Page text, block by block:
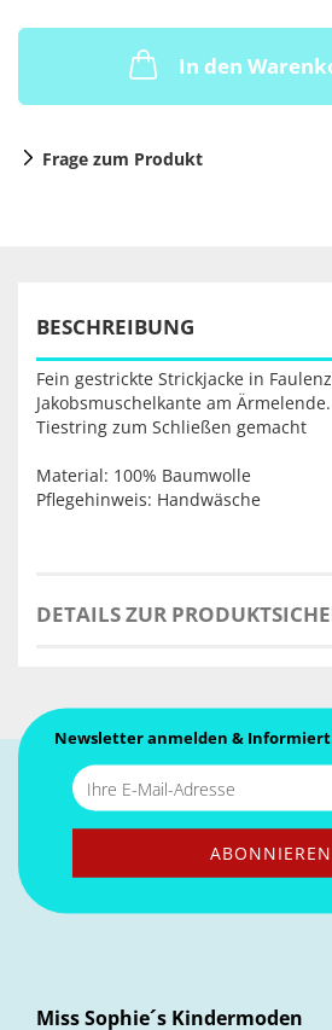
In den
Frage zum Produkt
BESCHREIBUNG
Fein gestrickte Strickjacke in
Jakobsmuschelkante am Ärmelende.
Tiestring zum Schließen gemacht
Material: 100% Baumwolle
Pflegehinweis: Handwäsche
DETAILS ZUR
Newsletter anmelden &
Miss Sophie´s Kindermoden